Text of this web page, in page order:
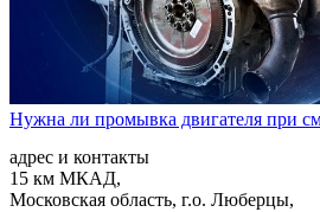
Нужна ли промывка двигателя при
адрес и контакты
15 км МКАД,
Московская область, г.о. Люберцы,